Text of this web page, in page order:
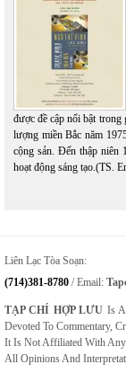
được đề cập nổi bật
lượng miền Bắc năm
cộng sản. Đến thập niên
hoạt động sáng tạo.(TS.
Liên Lạc Tòa Soạn:
(714)381-8780 / Email:
TẠP CHÍ HỢP LƯU Is
Devoted To Commentary,
It Is Not Affiliated With Any
All Opinions And